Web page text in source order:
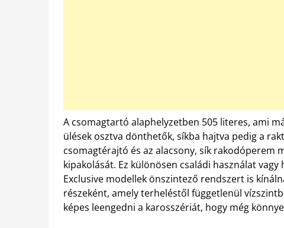
A csomagtartó alaphelyzetben 505 literes, ami
ülések osztva dönthetők, síkba hajtva pedig a
csomagtérajtó és az alacsony, sík rakodóperem
kipakolását. Ez különösen családi használat
Exclusive modellek önszintező rendszert is
részeként, amely terheléstől függetlenül
képes leengedni a karosszériát, hogy még